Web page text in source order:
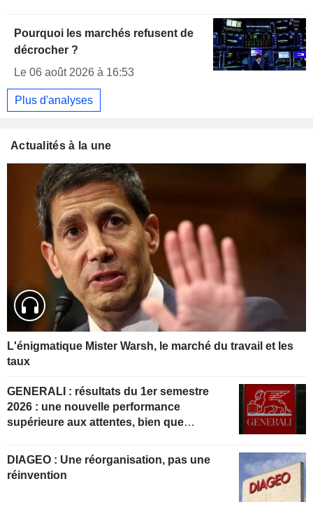
Pourquoi les marchés refusent de
décrocher ?
Le 06 août 2026 à 16:53
Plus d'analyses
Actualités à la une
L'énigmatique Mister Warsh, le marché du travail et les
taux
GENERALI : résultats du 1er semestre
2026 : une nouvelle performance
supérieure aux attentes, bien que
DIAGEO : Une réorganisation, pas une
réinvention